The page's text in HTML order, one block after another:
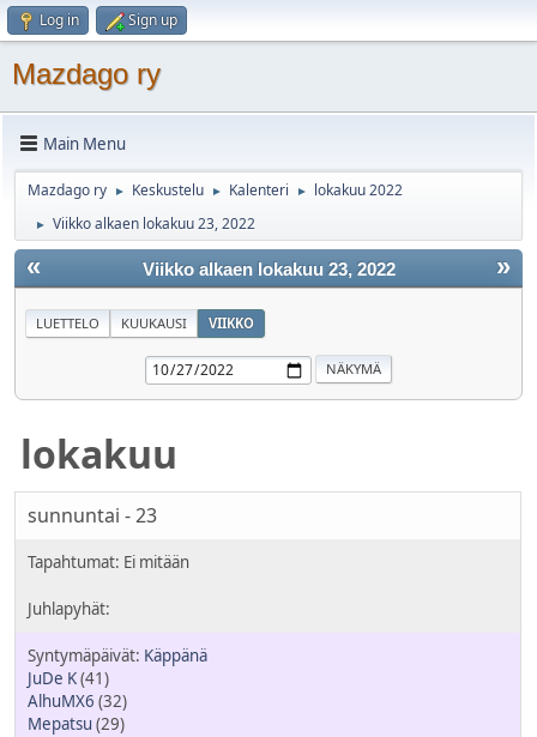
Log in Sign up
Mazdago ry
Main Menu
Mazdago ry ► Keskustelu ► Kalenteri ► lokakuu 2022
► Viikko alkaen lokakuu 23, 2022
« »
Viikko alkaen lokakuu 23, 2022
LUETTELO KUUKAUSI VIIKKO
lokakuu
sunnuntai - 23
Käppänä
JuDe K(41)
AlhuMX6 (32)
Mepatsu (29)